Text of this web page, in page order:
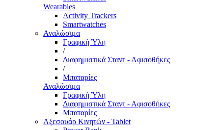
Wearables
Activity Trackers
Smartwatches
Αναλώσιμα
Γραφική Ύλη
/
Διαφημιστικά Σταντ - Αφισοθήκες
/
Μπαταρίες
Αναλώσιμα
Γραφική Ύλη
Διαφημιστικά Σταντ - Αφισοθήκες
Μπαταρίες
Αξεσουάρ Κινητών - Tablet